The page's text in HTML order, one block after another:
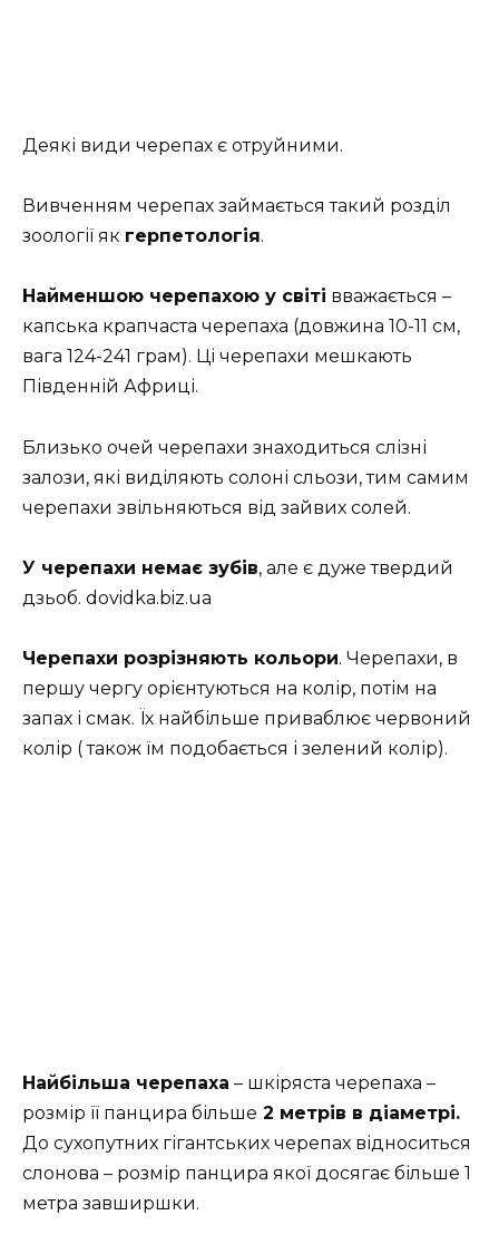
Деякі види черепах є отруйними.
Вивченням черепах займається такий розділ
зоології як герпетологія.
Найменшою черепахою у світі вважається –
капська крапчаста черепаха (довжина 10-11 см,
вага 124-241 грам). Ці черепахи мешкають
Південній Африці.
Близько очей черепахи знаходиться слізні
залози, які виділяють солоні сльози, тим самим
черепахи звільняються від зайвих солей.
У черепахи немає зубів, але є дуже твердий
дзьоб. dovidka.biz.ua
Черепахи розрізняють кольори. Черепахи, в
першу чергу орієнтуються на колір, потім на
запах і смак. Їх найбільше приваблює червоний
колір ( також їм подобається і зелений колір).
Найбільша черепаха – шкіряста черепаха –
розмір її панцира більше 2 метрів в діаметрі.
До сухопутних гігантських черепах відноситься
слонова – розмір панцира якої досягає більше 1
метра завширшки.